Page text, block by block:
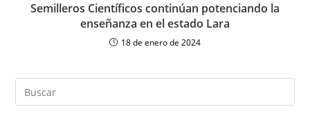
Semilleros Científicos continúan potenciando la
enseñanza en el estado Lara
18 de enero de 2024